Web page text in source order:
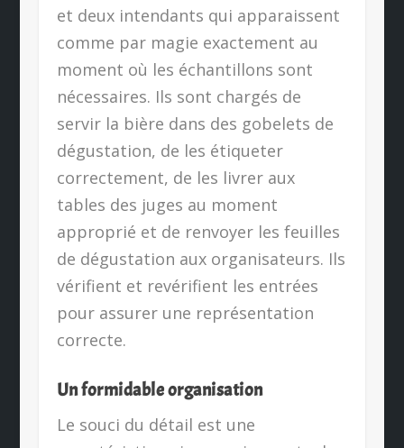
et deux intendants qui apparaissent
comme par magie exactement au
moment où les échantillons sont
nécessaires. Ils sont chargés de
servir la bière dans des gobelets de
dégustation, de les étiqueter
correctement, de les livrer aux
tables des juges au moment
approprié et de renvoyer les feuilles
de dégustation aux organisateurs. Ils
vérifient et revérifient les entrées
pour assurer une représentation
correcte.
Un formidable organisation
Le souci du détail est une